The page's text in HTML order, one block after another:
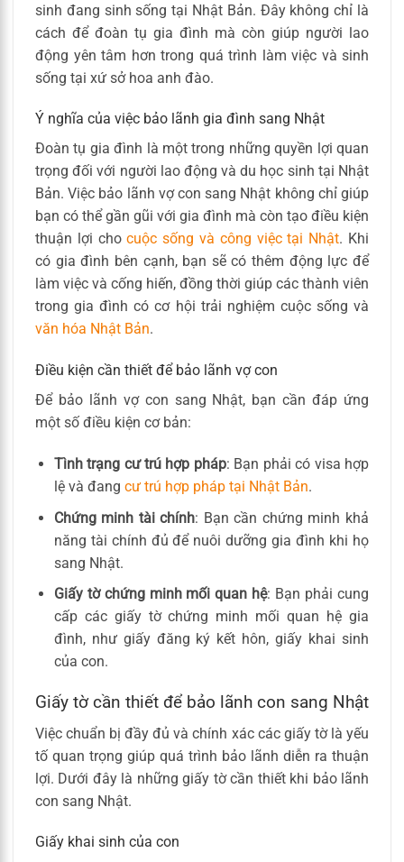
sinh đang sinh sống tại Nhật Bản. Đây không chỉ là
cách để đoàn tụ gia đình mà còn giúp người lao
động yên tâm hơn trong quá trình làm việc và sinh
sống tại xứ sở hoa anh đào.
Ý nghĩa của việc bảo lãnh gia đình sang Nhật
Đoàn tụ gia đình là một trong những quyền lợi quan
trọng đối với người lao động và du học sinh tại Nhật
Bản. Việc bảo lãnh vợ con sang Nhật không chỉ giúp
bạn có thể gần gũi với gia đình mà còn tạo điều kiện
thuận lợi chocuộc sống và công việc tại Nhật. Khi
có gia đình bên cạnh, bạn sẽ có thêm động lực để
làm việc và cống hiến, đồng thời giúp các thành viên
trong gia đình có cơ hội trải nghiệm cuộc sống và
văn hóa Nhật Bản.
Điều kiện cần thiết để bảo lãnh vợ con
Để bảo lãnh vợ con sang Nhật, bạn cần đáp ứng
một số điều kiện cơ bản:
Tình trạng cư trú hợp pháp: Bạn phải có visa hợp
lệ và đang cư trú hợp pháp tại Nhật Bản.
Chứng minh tài chính: Bạn cần chứng minh khả
năng tài chính đủ để nuôi dưỡng gia đình khi họ
sang Nhật.
Giấy tờ chứng minh mối quan hệ: Bạn phải cung
cấp các giấy tờ chứng minh mối quan hệ gia
đình, như giấy đăng ký kết hôn, giấy khai sinh
của con.
Giấy tờ cần thiết để bảo lãnh con sang Nhật
Việc chuẩn bị đầy đủ và chính xác các giấy tờ là yếu
tố quan trọng giúp quá trình bảo lãnh diễn ra thuận
lợi. Dưới đây là những giấy tờ cần thiết khi bảo lãnh
con sang Nhật.
Giấy khai sinh của con